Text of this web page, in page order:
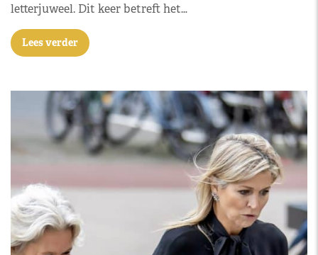
letterjuweel. Dit keer betreft het…
Lees verder